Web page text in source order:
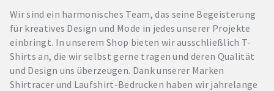
Wir sind ein harmonisches Team, das seine Begeisterung
für kreatives Design und Mode in jedes unserer Projekte
einbringt. In unserem Shop bieten wir ausschließlich T-
Shirts an, die wir selbst gerne tragen und deren Qualität
und Design uns überzeugen. Dank unserer Marken
Shirtracer und Laufshirt-Bedrucken haben wir jahrelange